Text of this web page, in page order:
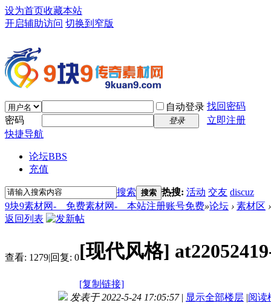
设为首页收藏本站
开启辅助访问 切换到窄版
自动登录 找回密码
密码
登录
立即注册
快捷导航
论坛BBS
充值
搜索 搜索 热搜: 活动 交友 discuz
9块9素材网-＿免费素材网-＿本站注册账号免费»论坛 › 素材区 ›
返回列表
查看: 1279|回复: 0[现代风格]
[复制链接]
发表于 2022-5-24 17:05:57 | 显示全部楼层 |阅读